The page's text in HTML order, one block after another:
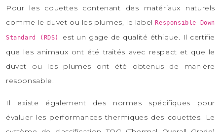
Pour les couettes contenant des matériaux naturels
comme le duvet ou les plumes, le labelResponsible Down
Standard (RDS) est un gage de qualité éthique. Il certifie
que les animaux ont été traités avec respect et que le
duvet ou les plumes ont été obtenus de manière
responsable.
Il existe également des normes spécifiques pour
évaluer les performances thermiques des couettes. Le